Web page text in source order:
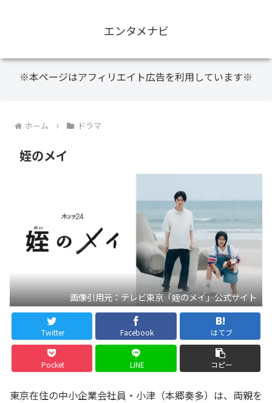
エンタメナビ
※本ページはアフィリエイト広告を利用しています※
ホーム ドラマ
姪のメイ
画像引用元：テレビ東京「姪のメイ」公式サイト
Twitter Facebook はてブ
Pocket LINE コピー
東京在住の中小企業会社員・小津（本郷奏多）は、両親を